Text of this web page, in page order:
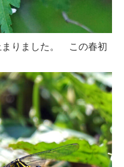
まりました。 この春初